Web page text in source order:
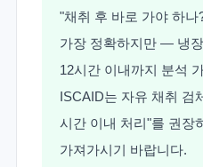
"채취 후 바로 가야 하
가장 정확하지만 — 냉
12시간 이내까지 분석
ISCAID는 자유 채취 검
시간 이내 처리"를 권장
가져가시기 바랍니다.